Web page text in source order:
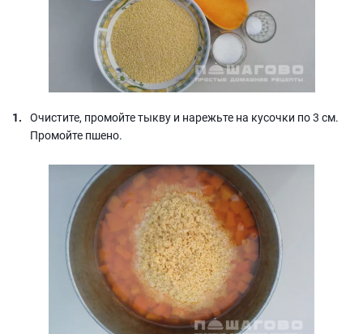
Очистите, промойте тыкву и нарежьте на кусочки по 3 см.
Промойте пшено.